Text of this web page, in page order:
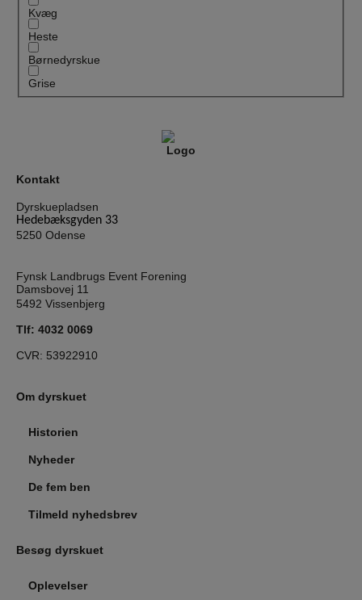
Kvæg
Heste
Børnedyrskue
Grise
Kontakt
Dyrskuepladsen
Hedebæksgyden 33
5250 Odense
Fynsk Landbrugs Event Forening
Damsbovej 11
5492 Vissenbjerg
Tlf: 4032 0069
CVR: 53922910
Om dyrskuet
Historien
Nyheder
De fem ben
Tilmeld nyhedsbrev
Besøg dyrskuet
Oplevelser